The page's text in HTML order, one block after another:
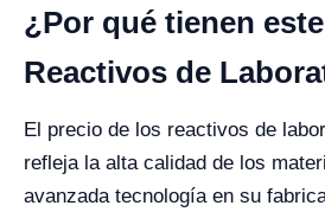
¿Por qué tienen
Reactivos de
El precio de los reactivos de
refleja la alta calidad de los
avanzada tecnología en su